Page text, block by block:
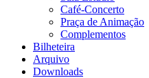
Café-Concerto
Praça de Animação
Complementos
Bilheteira
Arquivo
Downloads